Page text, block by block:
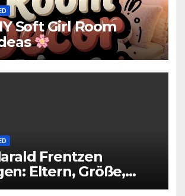
Soft Girl Room
Frentzen
Eltern, Größe,
Alter